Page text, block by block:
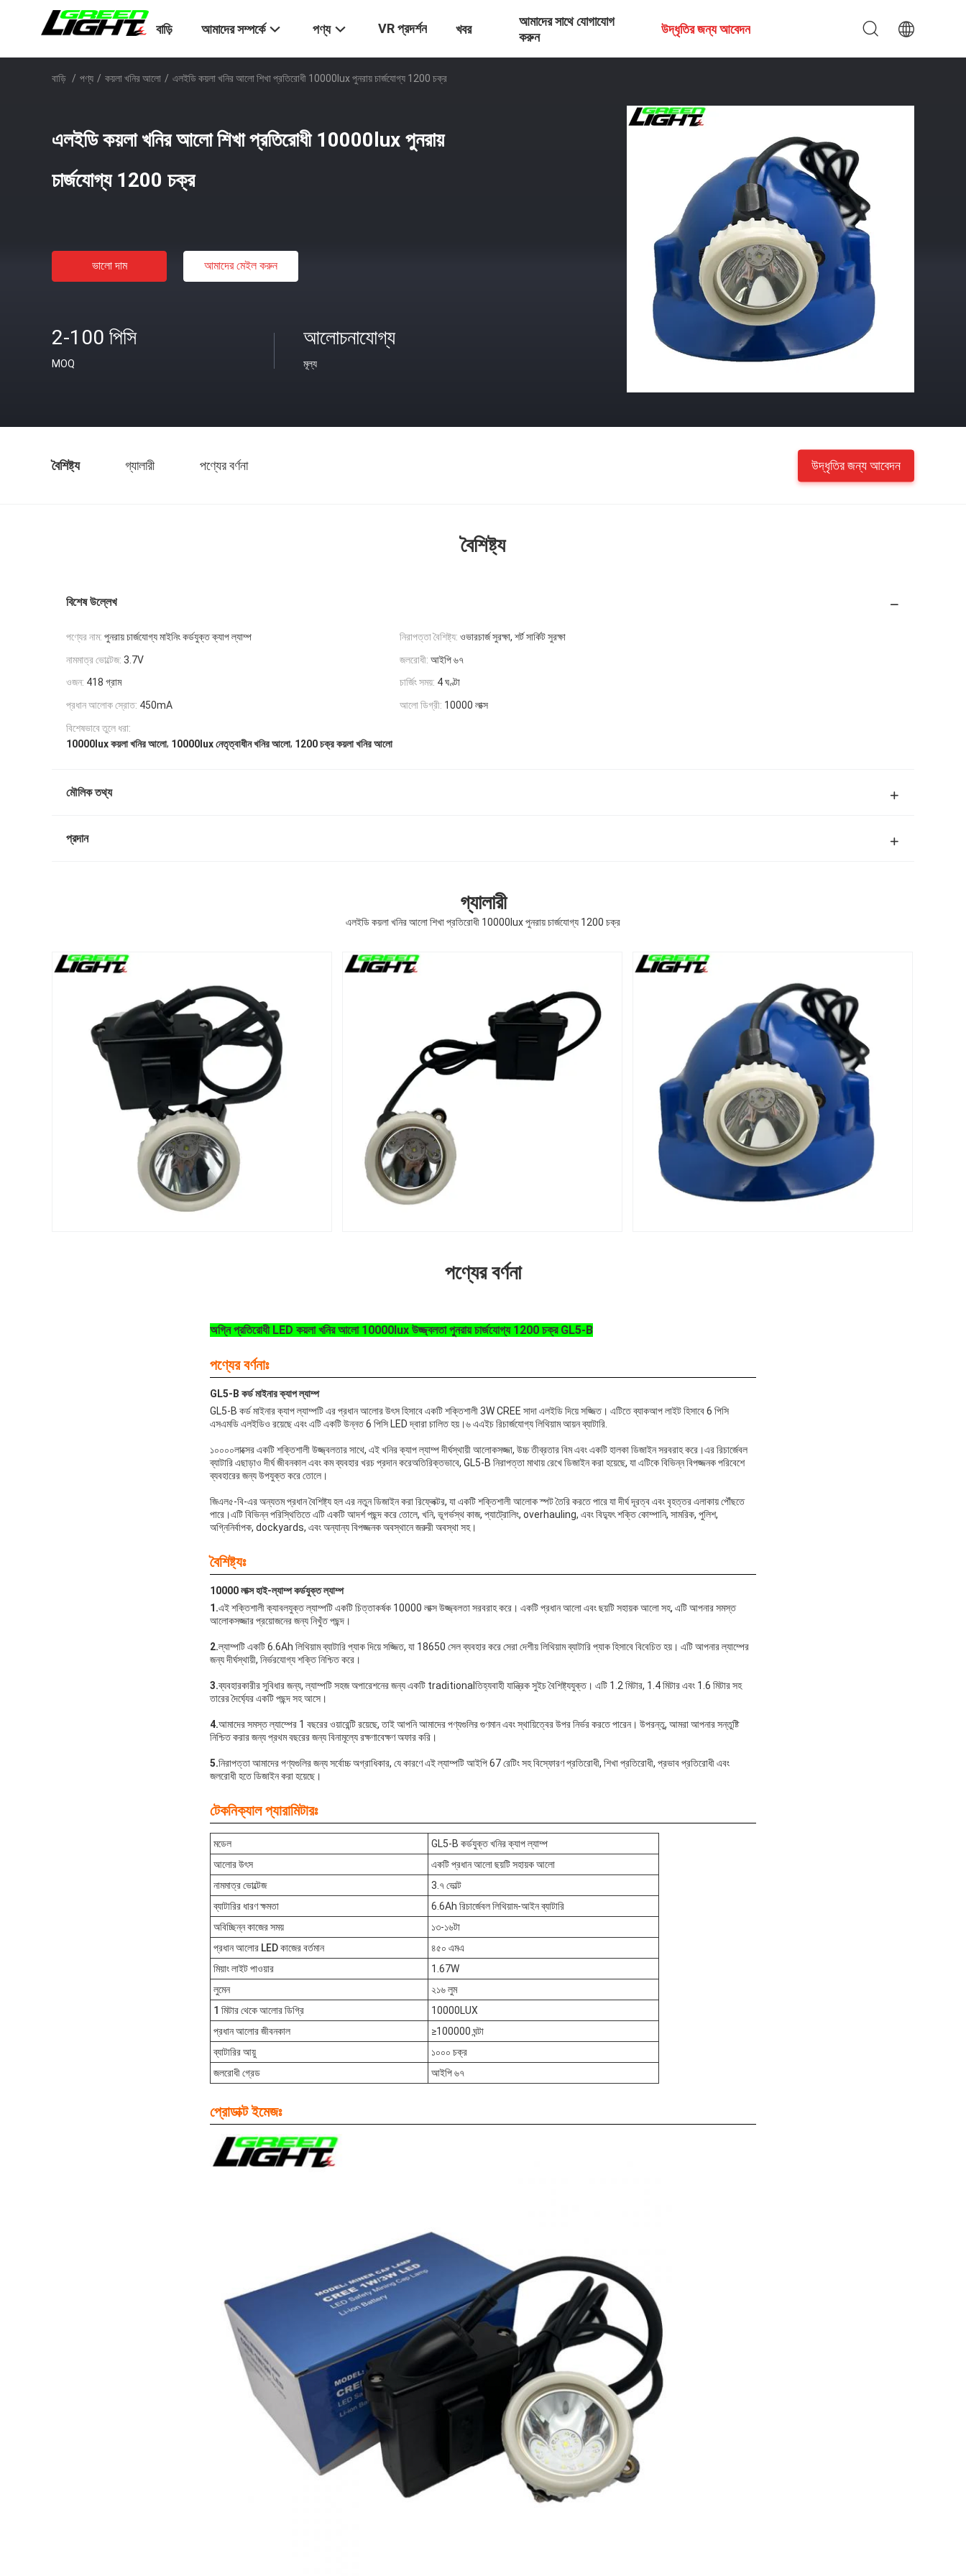
বাড়ি আমাদের সম্পর্কে পণ্য VR প্রদর্শন খবর
আমাদের সাথে যোগাযোগ
করুন
উদ্ধৃতির জন্য আবেদন
বাড়ি / পণ্য / কয়লা খনির আলো / এলইডি কয়লা খনির আলো শিখা প্রতিরোধী 10000lux পুনরায় চার্জযোগ্য 1200 চক্র
এলইডি কয়লা খনির আলো শিখা প্রতিরোধী 10000lux পুনরায়
চার্জযোগ্য 1200 চক্র
ভালো দাম আমাদের মেইল ​​করুন
2-100 পিসি
MOQ
আলোচনাযোগ্য
মূল্য
বৈশিষ্ট্য গ্যালারী পণ্যের বর্ণনা উদ্ধৃতির জন্য আবেদন
বৈশিষ্ট্য
বিশেষ উল্লেখ
পণ্যের নাম: পুনরায় চার্জযোগ্য মাইনিং কর্ডযুক্ত ক্যাপ ল্যাম্প নিরাপত্তা বৈশিষ্ট্য: ওভারচার্জ সুরক্ষা, শর্ট সার্কিট সুরক্ষা
নামমাত্র ভোল্টেজ: 3.7V জলরোধী: আইপি ৬৭
ওজন: 418 গ্রাম চার্জিং সময়: 4 ঘণ্টা
প্রধান আলোক স্রোত: 450mA আলো ডিগ্রী: 10000 লাক্স
বিশেষভাবে তুলে ধরা:
10000lux কয়লা খনির আলো, 10000lux নেতৃত্বাধীন খনির আলো, 1200 চক্র কয়লা খনির আলো
মৌলিক তথ্য
প্রদান
গ্যালারী
এলইডি কয়লা খনির আলো শিখা প্রতিরোধী 10000lux পুনরায় চার্জযোগ্য 1200 চক্র
পণ্যের বর্ণনা
অগ্নি প্রতিরোধী LED কয়লা খনির আলো 10000lux উজ্জ্বলতা পুনরায় চার্জযোগ্য 1200 চক্র GL5-B
পণ্যের বর্ণনাঃ
GL5-B কর্ড মাইনার ক্যাপ ল্যাম্প
GL5-B কর্ড মাইনার ক্যাপ ল্যাম্পটি এর প্রধান আলোর উৎস হিসাবে একটি শক্তিশালী 3W CREE সাদা এলইডি দিয়ে সজ্জিত। এটিতে ব্যাকআপ লাইট হিসাবে 6 পিসি
এসএমডি এলইডিও রয়েছে এবং এটি একটি উন্নত 6 পিসি LED দ্বারা চালিত হয়।৬ এএইচ রিচার্জযোগ্য লিথিয়াম আয়ন ব্যাটারি.
১০০০০লাক্সের একটি শক্তিশালী উজ্জ্বলতার সাথে, এই খনির ক্যাপ ল্যাম্প দীর্ঘস্থায়ী আলোকসজ্জা, উচ্চ তীব্রতার বিম এবং একটি হালকা ডিজাইন সরবরাহ করে।এর রিচার্জেবল
ব্যাটারি এছাড়াও দীর্ঘ জীবনকাল এবং কম ব্যবহার খরচ প্রদান করেঅতিরিক্তভাবে, GL5-B নিরাপত্তা মাথায় রেখে ডিজাইন করা হয়েছে, যা এটিকে বিভিন্ন বিপজ্জনক পরিবেশে
ব্যবহারের জন্য উপযুক্ত করে তোলে।
জিএল৫-বি-এর অন্যতম প্রধান বৈশিষ্ট্য হল এর নতুন ডিজাইন করা রিফ্লেক্টর, যা একটি শক্তিশালী আলোক স্পট তৈরি করতে পারে যা দীর্ঘ দূরত্ব এবং বৃহত্তর এলাকায় পৌঁছতে
পারে।এটি বিভিন্ন পরিস্থিতিতে এটি একটি আদর্শ পছন্দ করে তোলে, খনি, ভূগর্ভস্থ কাজ, প্যাট্রোলিং, overhauling, এবং বিদ্যুৎ শক্তি কোম্পানি, সামরিক, পুলিশ,
অগ্নিনির্বাপক, dockyards, এবং অন্যান্য বিপজ্জনক অবস্থানে জরুরী অবস্থা সহ।
বৈশিষ্ট্যঃ
10000 লাক্স হাই-ল্যাম্প কর্ডযুক্ত ল্যাম্প
1.এই শক্তিশালী ক্যাবলযুক্ত ল্যাম্পটি একটি চিত্তাকর্ষক 10000 লাক্স উজ্জ্বলতা সরবরাহ করে। একটি প্রধান আলো এবং ছয়টি সহায়ক আলো সহ, এটি আপনার সমস্ত
আলোকসজ্জার প্রয়োজনের জন্য নিখুঁত পছন্দ।
2.ল্যাম্পটি একটি 6.6Ah লিথিয়াম ব্যাটারি প্যাক দিয়ে সজ্জিত, যা 18650 সেল ব্যবহার করে সেরা দেশীয় লিথিয়াম ব্যাটারি প্যাক হিসাবে বিবেচিত হয়। এটি আপনার ল্যাম্পের
জন্য দীর্ঘস্থায়ী, নির্ভরযোগ্য শক্তি নিশ্চিত করে।
3.ব্যবহারকারীর সুবিধার জন্য, ল্যাম্পটি সহজ অপারেশনের জন্য একটি traditionalতিহ্যবাহী যান্ত্রিক সুইচ বৈশিষ্ট্যযুক্ত। এটি 1.2 মিটার, 1.4 মিটার এবং 1.6 মিটার সহ
তারের দৈর্ঘ্যের একটি পছন্দ সহ আসে।
4.আমাদের সমস্ত ল্যাম্পের 1 বছরের ওয়ারেন্টি রয়েছে, তাই আপনি আমাদের পণ্যগুলির গুণমান এবং স্থায়িত্বের উপর নির্ভর করতে পারেন। উপরন্তু, আমরা আপনার সন্তুষ্টি
নিশ্চিত করার জন্য প্রথম বছরের জন্য বিনামূল্যে রক্ষণাবেক্ষণ অফার করি।
5.নিরাপত্তা আমাদের পণ্যগুলির জন্য সর্বোচ্চ অগ্রাধিকার, যে কারণে এই ল্যাম্পটি আইপি 67 রেটিং সহ বিস্ফোরণ প্রতিরোধী, শিখা প্রতিরোধী, প্রভাব প্রতিরোধী এবং
জলরোধী হতে ডিজাইন করা হয়েছে।
টেকনিক্যাল প্যারামিটারঃ
মডেল
GL5-B কর্ডযুক্ত খনির ক্যাপ ল্যাম্প
আলোর উৎস
একটি প্রধান আলো ছয়টি সহায়ক আলো
নামমাত্র ভোল্টেজ
3.৭ ভোল্ট
ব্যাটারির ধারণ ক্ষমতা
6.6Ah রিচার্জেবল লিথিয়াম-আইন ব্যাটারি
অবিচ্ছিন্ন কাজের সময়
১৩-১৬টা
প্রধান আলোর LED কাজের বর্তমান
৪৫০ এমএ
মিয়াং লাইট পাওয়ার
1.67W
লুমেন
২১৬ লুম
1 মিটার থেকে আলোর ডিগ্রি
10000LUX
প্রধান আলোর জীবনকাল
≥100000 ঘন্টা
ব্যাটারির আয়ু
১০০০ চক্র
জলরোধী গ্রেড
আইপি ৬৭
প্রোডাক্ট ইমেজঃ